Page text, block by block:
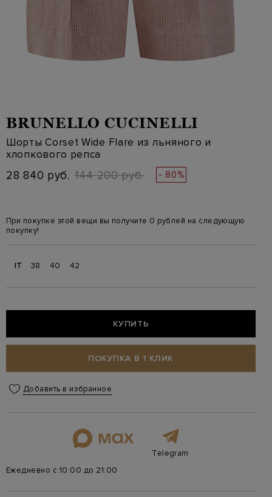
BRUNELLO CUCINELLI
Шорты Corset Wide Flare из льняного и
хлопкового репса
28 840 руб. 144 200 руб. - 80%
При покупке этой вещи вы получите 0 рублей на следующую
покупку!
IT 38 40 42
КУПИТЬ
ПОКУПКА В 1 КЛИК
Добавить в избранное
Telegram
Ежедневно с 10:00 до 21:00